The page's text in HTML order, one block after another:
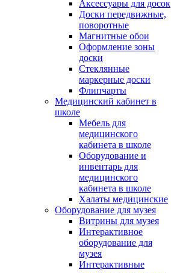
Аксессуары для досок
Доски передвижные,
поворотные
Магнитные обои
Оформление зоны
доски
Стеклянные
маркерные доски
Флипчарты
Медицинский кабинет в
школе
Мебель для
медицинского
кабинета в школе
Оборудование и
инвентарь для
медицинского
кабинета в школе
Халаты медицинские
Оборудование для музея
Витрины для музея
Интерактивное
оборудование для
музея
Интерактивные